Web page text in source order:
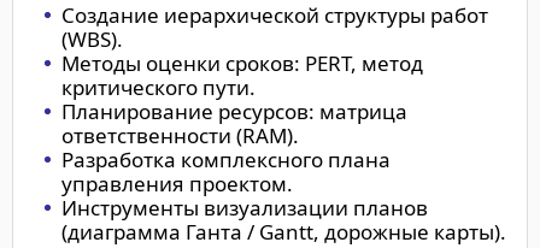
Создание иерархической структуры работ
(WBS).
Методы оценки сроков: PERT, метод
критического пути.
Планирование ресурсов: матрица
ответственности (RAM).
Разработка комплексного плана
управления проектом.
Инструменты визуализации планов
(диаграмма Ганта / Gantt, дорожные карты).